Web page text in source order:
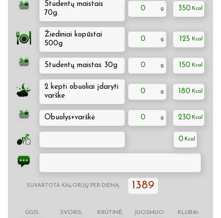
Studentų maistais
70g.
0 350
Žiediniai kopūstai
500g
0 125
Studentų maistas 30g 0 150
2 kepti obuoliai įdaryti
varške
0 180
Obuolys+varškė 0 230
0
SUVARTOTA KALORIJŲ PER DIENĄ: 1389
ŪGIS: SVORIS: KRŪTINĖ: JUOSMUO: KLUBAI: